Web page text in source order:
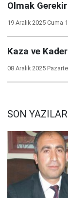
Olmak Gerekir
19 Aralık 2025 Cuma
Kaza ve
08 Aralık 2025
SON YAZILAR